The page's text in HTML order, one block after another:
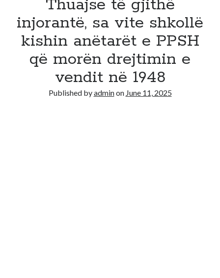
Thuajse të gjithë
injorantë, sa vite shkollë
kishin anëtarët e PPSH
që morën drejtimin e
vendit në 1948
Published byadminon June 11, 2025